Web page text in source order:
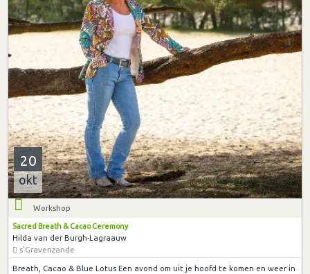
20
okt
Workshop
Sacred Breath & Cacao Ceremony
Hilda van der Burgh-Lagraauw
s'Gravenzande
Breath, Cacao & Blue Lotus Een avond om uit je hoofd te komen en weer in